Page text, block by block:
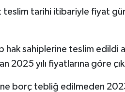
teslim tarihi itibariyle fiyat
hak sahiplerine teslim edildi
2025 yılı fiyatlarına göre
borç tebliğ edilmeden 2023